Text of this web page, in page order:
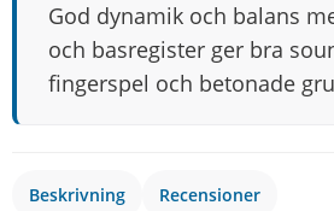
God dynamik och balans
och basregister ger bra
fingerspel och betonade
Beskrivning Recensioner